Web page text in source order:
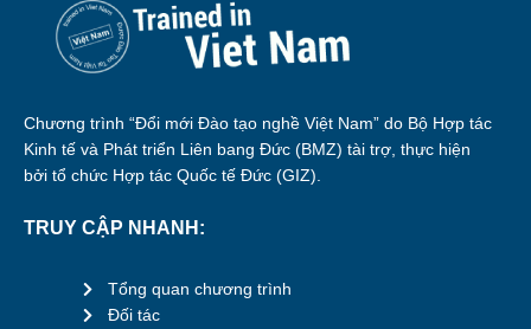
Chương trình “Đổi mới Đào tạo nghề Việt Nam” do Bộ Hợp tác
Kinh tế và Phát triển Liên bang Đức (BMZ) tài trợ, thực hiện
bởi tổ chức Hợp tác Quốc tế Đức (GIZ).
TRUY CẬP NHANH:
Tổng quan chương trình
Đối tác